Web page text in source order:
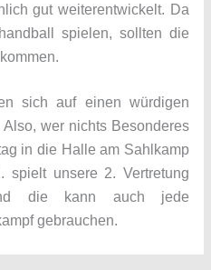
gut weiterentwickelt. Da
spielen, sollten die
sich auf einen würdigen
wer nichts Besonderes
in die Halle am Sahlkamp
spielt unsere 2. Vertretung
die kann auch jede
gebrauchen.